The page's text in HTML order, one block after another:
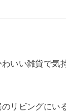
いい雑貨で気
リビングにい